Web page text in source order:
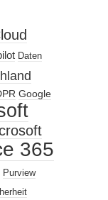
Daten
Google
365
Purview